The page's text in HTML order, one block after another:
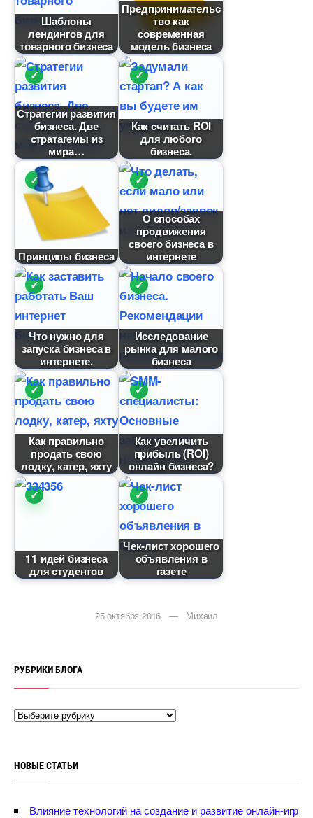
Шаблоны
лендингов для
товарного бизнеса
Предпринимательс
тво как
современная
модель бизнеса
Стратегии развития
изнеса. Две
стратагемы из
мира
Как считать ROI
для любого
изнеса.
Принципы бизнеса
О способах
продвижения
своего бизнеса
интернете
Что нужно для
запуска бизнеса
интернете.
Исследование
рынка для малого
изнеса
Как правильно
продать свою
лодку, катер, яхту
Как увеличить
прибыль (ROI)
онлайн бизнеса?
11 идей бизнеса
для студенто
Чек-лист хорошего
объявления
азете
25 октября 2016 — Михаил
РУБРИКИ БЛОГА
НОВЫЕ СТАТЬИ
лияние технологий на создание и развитие онлайн-игр